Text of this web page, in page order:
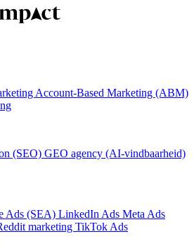
Account-Based Marketing (ABM)
(SEO) GEO agency (AI-vindbaarheid)
Ads (SEA) LinkedIn Ads Meta Ads
marketing TikTok Ads